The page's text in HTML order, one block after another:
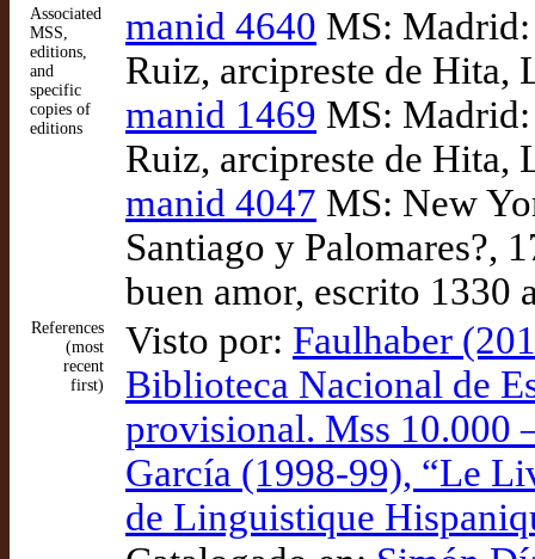
Associated
MSS,
editions,
and
specific
copies of
editions
manid 4640 MS:
Ruiz, arcipreste de Hita,
manid 1469 MS:
Ruiz, arcipreste de Hita,
manid 4047 MS: New
Santiago y Palomares?,
buen amor, escrito 1330
References
(most
recent
first)
Visto por: Faulhaber
Biblioteca Nacional de
provisional. Mss 10.000
García (1998-99), “Le
de Linguistique